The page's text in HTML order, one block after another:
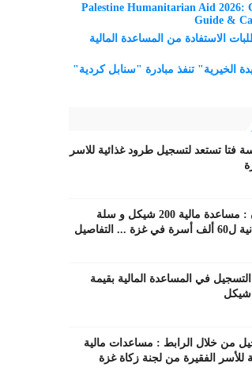
Palestine Humanitarian Aid 2026:
Guide &
الاستفادة من المساعدة المالية
الخيرية" تنفذ مبادرة "سنابل كردية"
فتا تستعد لتسجيل طرود غذائية للاسر
دحلان : مساعدة مالية 200 شيكل و سلة
غزة ... التفاصيل
في المساعدة المالية بقيمة
من خلال الرابط : مساعدات مالية
للأسر الفقيرة من لجنة زكاة غزة